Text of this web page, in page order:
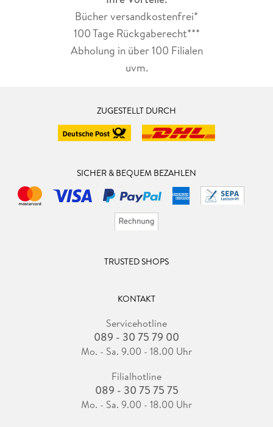
Bücher versandkostenfrei*
100 Tage Rückgaberecht***
Abholung in über 100 Filialen
uvm.
ZUGESTELLT DURCH
SICHER & BEQUEM BEZAHLEN
TRUSTED SHOPS
KONTAKT
Servicehotline
089 - 30 75 79 00
Mo. - Sa. 9.00 - 18.00 Uhr
Filialhotline
089 - 30 75 75 75
Mo. - Sa. 9.00 - 18.00 Uhr